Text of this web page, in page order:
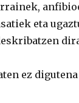
eta
ez